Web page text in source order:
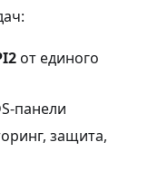
от единого
панели
защита,